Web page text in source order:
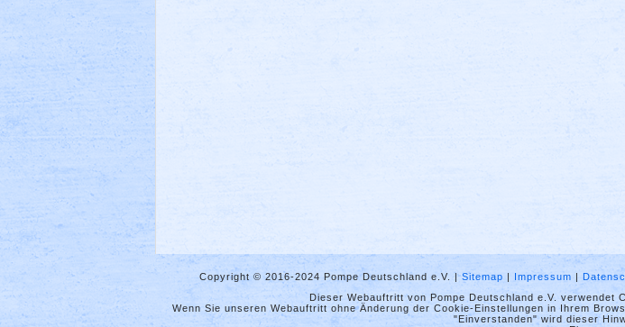
Copyright © 2016-2024 Pompe Deutschland e.V. |Sitemap | Impressum |
Dieser Webauftritt von Pompe Deutschland e.V. verwendet
Wenn Sie unseren Webauftritt ohne Änderung der Cookie-Einstellungen in Ihrem
"Einverstanden" wird dieser